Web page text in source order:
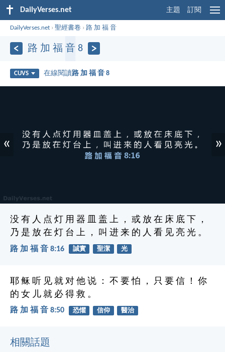
DailyVerses.net 主題 訂閱
DailyVerses.net ›聖經書卷 › 路 加 福 音
路 加 福 音 8
CUVS 在線閱讀路 加 福 音 8
« »
没 有 人 点 灯 用 器 皿 盖 上 ， 或 放 在 床 底 下 ，
乃 是 放 在 灯 台 上 ， 叫 进 来 的 人 看 见 亮 光 。
路 加 福 音 8:16 誠實 聖潔 光
耶 稣 听 见 就 对 他 说 ： 不 要 怕 ， 只 要 信 ！ 你
的 女 儿 就 必 得 救 。
路 加 福 音 8:50 恐懼 信仰 醫治
相關話題